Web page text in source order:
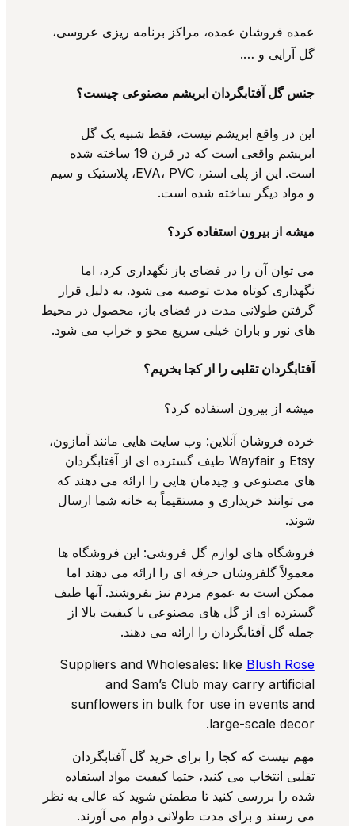
عمده فروشان عمده، مراکز برنامه ریزی عروسی،
گل آرایی و ….
جنس گل آفتابگردان ابریشم مصنوعی چیست؟
این در واقع ابریشم نیست، فقط شبیه یک گل
ابریشم واقعی است که در قرن 19 ساخته شده
است. این از پلی استر، EVA، PVC، پلاستیک و سیم
و مواد دیگر ساخته شده است.
میشه از بیرون استفاده کرد؟
می توان آن را در فضای باز نگهداری کرد، اما
نگهداری کوتاه مدت توصیه می شود. به دلیل قرار
گرفتن طولانی مدت در فضای باز، محصول در محیط
های نور و باران خیلی سریع محو و خراب می شود.
آفتابگردان تقلبی را از کجا بخریم؟
میشه از بیرون استفاده کرد؟
خرده فروشان آنلاین: وب سایت هایی مانند آمازون،
Etsy و Wayfair طیف گسترده ای از آفتابگردان
های مصنوعی و چیدمان هایی را ارائه می دهند که
می توانند خریداری و مستقیماً به خانه شما ارسال
شوند.
فروشگاه های لوازم گل فروشی: این فروشگاه ها
معمولاً گلفروشان حرفه ای را ارائه می دهند اما
ممکن است به عموم مردم نیز بفروشند. آنها طیف
گسترده ای از گل های مصنوعی با کیفیت بالا از
جمله گل آفتابگردان را ارائه می دهند.
Suppliers and Wholesales: like Blush Rose
and Sam’s Club may carry artificial
sunflowers in bulk for use in events and
large-scale decor.
مهم نیست که کجا را برای خرید گل آفتابگردان
تقلبی انتخاب می کنید، حتما کیفیت مواد استفاده
شده را بررسی کنید تا مطمئن شوید که عالی به نظر
می رسند و برای مدت طولانی دوام می آورند.